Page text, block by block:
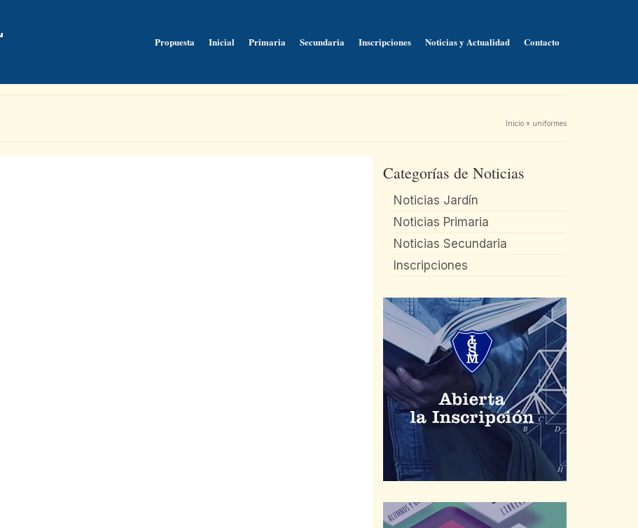
Propuesta Inicial Primaria Secundaria Inscripciones Noticias y Actualidad Contacto
Inicio » uniformes
Categorías de Noticias
Noticias Jardín
Noticias Primaria
Noticias Secundaria
Inscripciones